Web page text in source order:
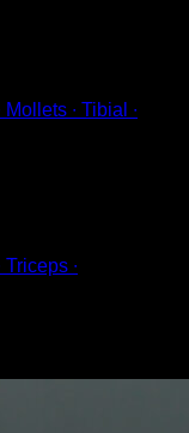
∙ Tibial ∙
∙